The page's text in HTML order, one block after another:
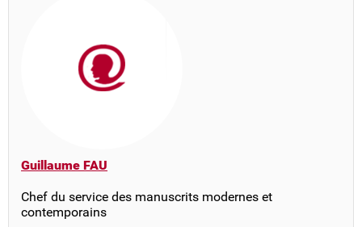
Guillaume FAU
Chef du service des manuscrits modernes et
contemporains